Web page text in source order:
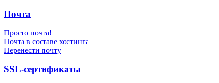
Почта
Просто почта!
Почта в составе хостинга
Перенести почту
SSL-сертификаты